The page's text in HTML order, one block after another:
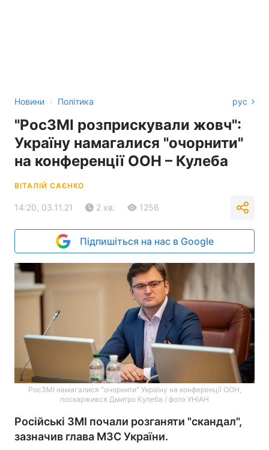
Новини › Політика рус
"РосЗМІ розприскували жовч":
Україну намагалися "очорнити"
на конференції ООН – Кулеба
ВІТАЛІЙ САЄНКО
14:20, 03.11.21 2 хв. 1256
Підпишіться на нас в Google
РосЗМІ намагалися "очорнити" Україну на конференції ООН,
поскаржився Дмитро Кулеба / фото УНІАН
Російські ЗМІ почали розганяти "скандал",
зазначив глава МЗС України.